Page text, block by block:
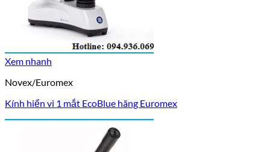
Xem nhanh
Novex/Euromex
Kính hiển vi 1 mắt EcoBlue hãng Euromex